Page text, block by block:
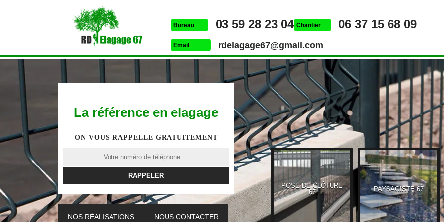
Bureau 03 59 28 23 04 Chantier 06 37 15 68 09
Email rdelagage67@gmail.com
La référence en elagage
ON VOUS RAPPELLE GRATUITEMENT
NOS RÉALISATIONS NOUS CONTACTER
ETÊTAGE 67 ELAGUEUR 67
POSE DE CLÔTURE
67
PAYSAGISTE 67